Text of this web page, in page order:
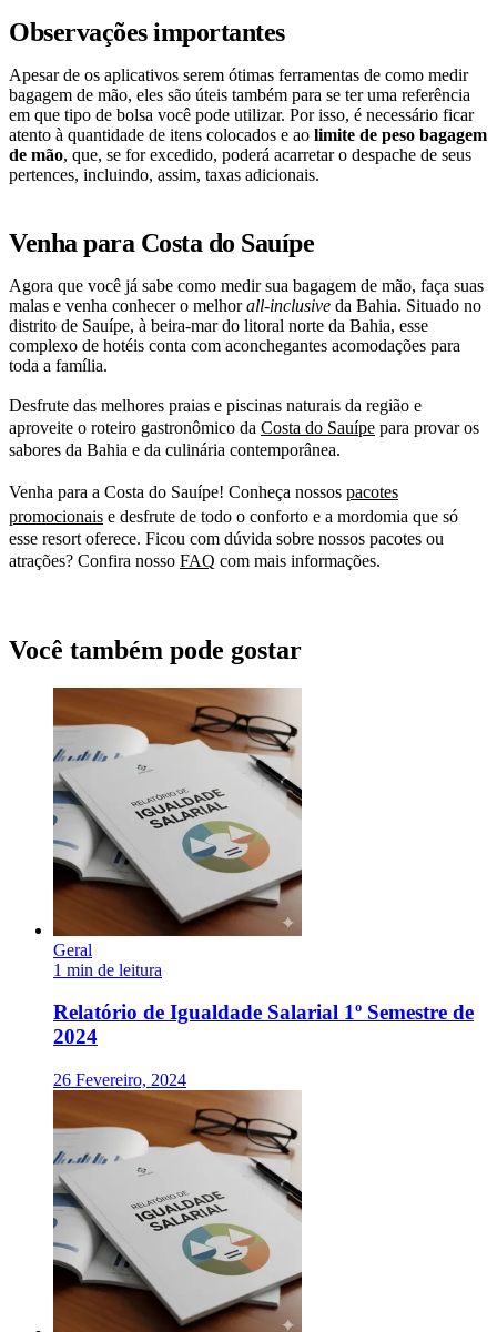
Observações importantes
Apesar de os aplicativos serem ótimas ferramentas de como medir
bagagem de mão, eles são úteis também para se ter uma referência
em que tipo de bolsa você pode utilizar. Por isso, é necessário ficar
atento à quantidade de itens colocados e ao limite de peso bagagem
de mão, que, se for excedido, poderá acarretar o despache de seus
pertences, incluindo, assim, taxas adicionais.
Venha para Costa do Sauípe
Agora que você já sabe como medir sua bagagem de mão, faça suas
malas e venha conhecer o melhorall-inclusive da Bahia. Situado no
distrito de Sauípe, à beira-mar do litoral norte da Bahia, esse
complexo de hotéis conta com aconchegantes acomodações para
toda a família.
Desfrute das melhores praias e piscinas naturais da região e
aproveite o roteiro gastronômico da Costa do Sauípe para provar os
sabores da Bahia e da culinária contemporânea.
Venha para a Costa do Sauípe! Conheça nossos pacotes
promocionais e desfrute de todo o conforto e a mordomia que só
esse resort oferece. Ficou com dúvida sobre nossos pacotes ou
atrações? Confira nosso FAQ com mais informações.
Você também pode gostar
Geral
1 min de leitura
Relatório de Igualdade Salarial 1º Semestre de
2024
26 Fevereiro, 2024